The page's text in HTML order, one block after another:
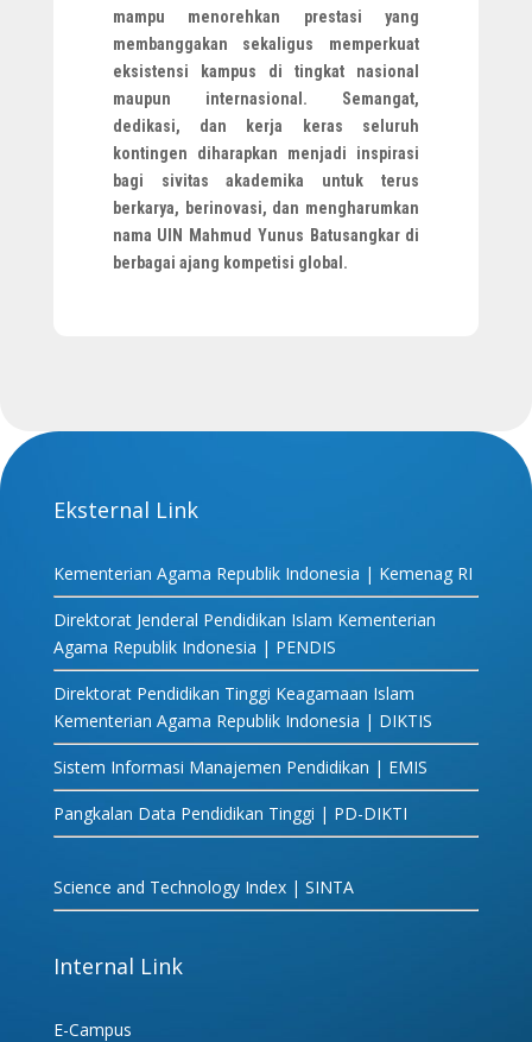
mampu menorehkan prestasi yang
membanggakan sekaligus memperkuat
eksistensi kampus di tingkat nasional
maupun internasional. Semangat,
dedikasi, dan kerja keras seluruh
kontingen diharapkan menjadi inspirasi
bagi sivitas akademika untuk terus
berkarya, berinovasi, dan mengharumkan
nama UIN Mahmud Yunus Batusangkar di
berbagai ajang kompetisi global.
Eksternal Link
Kementerian Agama Republik Indonesia | Kemenag RI
Direktorat Jenderal Pendidikan Islam Kementerian
Agama Republik Indonesia | PENDIS
Direktorat Pendidikan Tinggi Keagamaan Islam
Kementerian Agama Republik Indonesia | DIKTIS
Sistem Informasi Manajemen Pendidikan | EMIS
Pangkalan Data Pendidikan Tinggi | PD-DIKTI
Science and Technology Index | SINTA
Internal Link
E-Campus